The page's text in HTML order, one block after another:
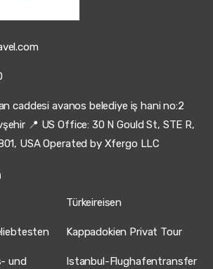
caddesi avanos belediye iş hani no:2
📍 US Office: 30 N Gould St, STE R,
USA Operated by Xfergo LLC
Türkeireisen
Kappadokien Privat Tour
und
Istanbul-Flughafentransfer